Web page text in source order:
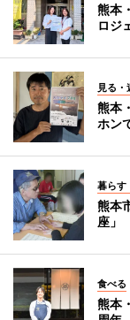
熊本
ロジ
見る・
熊本
ホン
暮らす
熊本
座」
食べる
熊本